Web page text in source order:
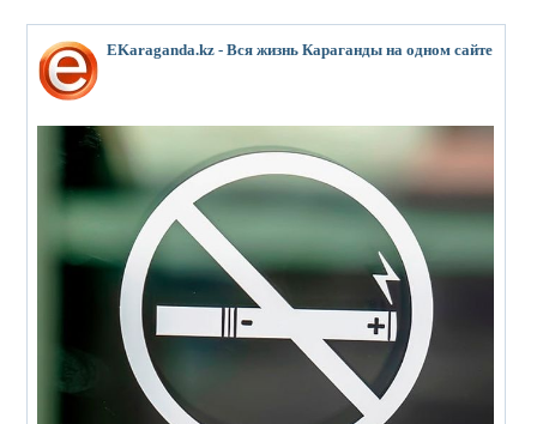
EKaraganda.kz - Вся жизнь Караганды на одном сайте